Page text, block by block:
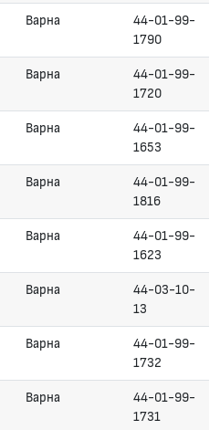
Варна
44-01-99-
1790
Варна
44-01-99-
1720
Варна
44-01-99-
1653
Варна
44-01-99-
1816
Варна
44-01-99-
1623
Варна
44-03-10-
13
Варна
44-01-99-
1732
Варна
44-01-99-
1731